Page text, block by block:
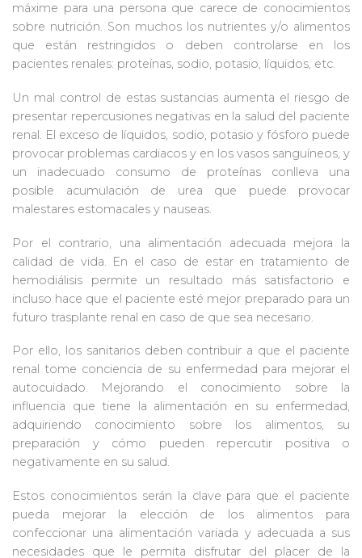
máxime para una persona que carece de conocimientos
sobre nutrición. Son muchos los nutrientes y/o alimentos
que están restringidos o deben controlarse en los
pacientes renales: proteínas, sodio, potasio, líquidos, etc.
Un mal control de estas sustancias aumenta el riesgo de
presentar repercusiones negativas en la salud del paciente
renal. El exceso de líquidos, sodio, potasio y fósforo puede
provocar problemas cardiacos y en los vasos sanguíneos, y
un inadecuado consumo de proteínas conlleva una
posible acumulación de urea que puede provocar
malestares estomacales y nauseas.
Por el contrario, una alimentación adecuada mejora la
calidad de vida. En el caso de estar en tratamiento de
hemodiálisis permite un resultado más satisfactorio e
incluso hace que el paciente esté mejor preparado para un
futuro trasplante renal en caso de que sea necesario.
Por ello, los sanitarios deben contribuir a que el paciente
renal tome conciencia de su enfermedad para mejorar el
autocuidado. Mejorando el conocimiento sobre la
influencia que tiene la alimentación en su enfermedad,
adquiriendo conocimiento sobre los alimentos, su
preparación y cómo pueden repercutir positiva o
negativamente en su salud.
Estos conocimientos serán la clave para que el paciente
pueda mejorar la elección de los alimentos para
confeccionar una alimentación variada y adecuada a sus
necesidades que le permita disfrutar del placer de la